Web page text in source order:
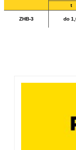
t
ZHB-3 do